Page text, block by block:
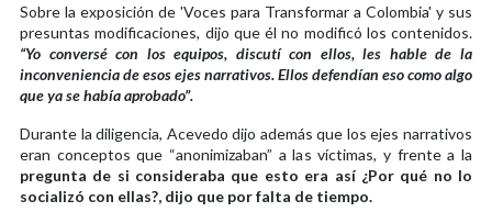
Sobre la exposición de 'Voces para Transformar a Colombia' y sus
presuntas modificaciones, dijo que él no modificó los contenidos.
“Yo conversé con los equipos, discutí con ellos, les hable de la
inconveniencia de esos ejes narrativos. Ellos defendían eso como algo
que ya se había aprobado”.
Durante la diligencia, Acevedo dijo además que los ejes narrativos
eran conceptos que “anonimizaban” a las víctimas, y frente a la
pregunta de si consideraba que esto era así ¿Por qué no lo
socializó con ellas?, dijo que por falta de tiempo.